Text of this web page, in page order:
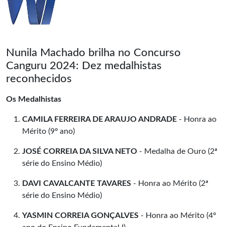
Nunila Machado brilha no Concurso
Canguru 2024: Dez medalhistas
reconhecidos
Os Medalhistas
CAMILA FERREIRA DE ARAUJO ANDRADE - Honra ao
Mérito (9º ano)
JOSÉ CORREIA DA SILVA NETO - Medalha de Ouro (2ª
série do Ensino Médio)
DAVI CAVALCANTE TAVARES - Honra ao Mérito (2ª
série do Ensino Médio)
YASMIN CORREIA GONÇALVES - Honra ao Mérito (4º